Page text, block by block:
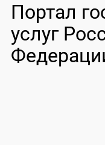
Портал
услуг